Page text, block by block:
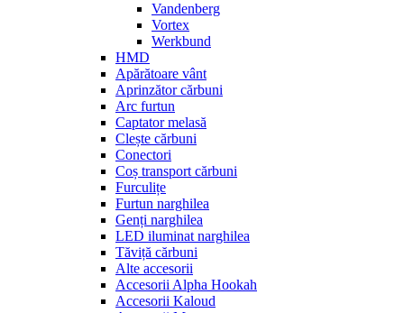
Vandenberg
Vortex
Werkbund
HMD
Apărătoare vânt
Aprinzător cărbuni
Arc furtun
Captator melasă
Clește cărbuni
Conectori
Coș transport cărbuni
Furculițe
Furtun narghilea
Genți narghilea
LED iluminat narghilea
Tăviță cărbuni
Alte accesorii
Accesorii Alpha Hookah
Accesorii Kaloud